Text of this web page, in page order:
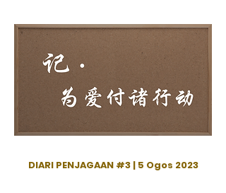
DIARI PENJAGAAN #3 | 5 Ogos 2023